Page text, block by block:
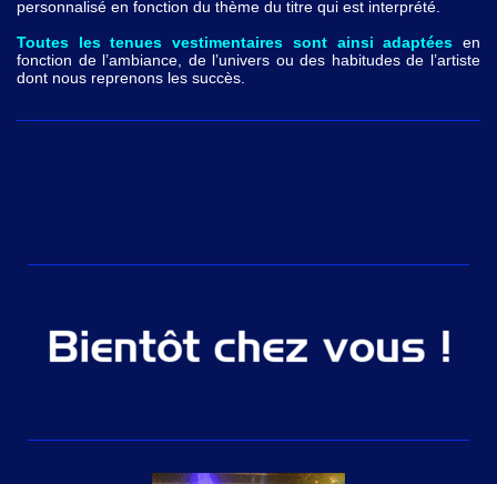
personnalisé en fonction du thème du titre qui est interprété.
Toutes les tenues vestimentaires sont ainsi adaptées en
fonction de l’ambiance, de l’univers ou des habitudes de l’artiste
dont nous reprenons les succès.